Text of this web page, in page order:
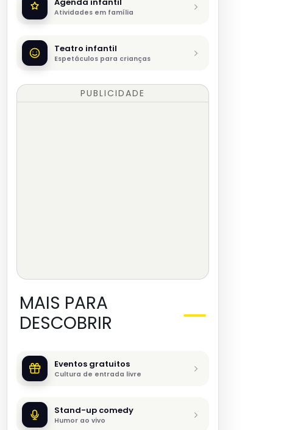
Atividades em família
Teatro infantil
Espetáculos para crianças
PUBLICIDADE
MAIS PARA
DESCOBRIR
Eventos gratuitos
Cultura de entrada livre
Stand-up comedy
Humor ao vivo